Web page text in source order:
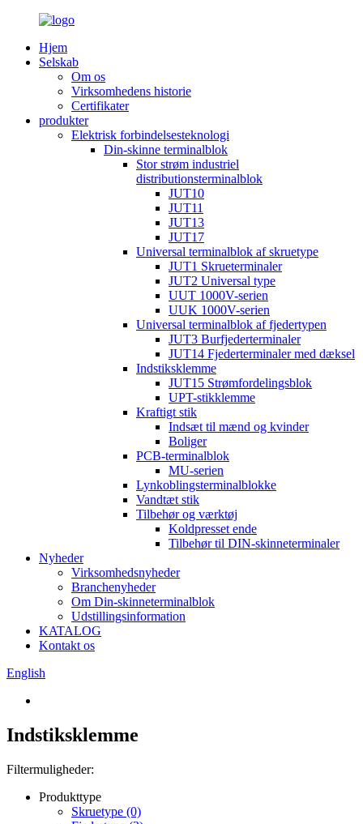
Hjem
Selskab
Om os
Virksomhedens historie
Certifikater
produkter
Elektrisk forbindelsesteknologi
Din-skinne terminalblok
Stor strøm industriel
distributionsterminalblok
JUT10
JUT11
JUT13
JUT17
Universal terminalblok af skruetype
JUT1 Skrueterminaler
JUT2 Universal type
UUT 1000V-serien
UUK 1000V-serien
Universal terminalblok af fjedertypen
JUT3 Burfjederterminaler
JUT14 Fjederterminaler med dæksel
Indstiksklemme
JUT15 Strømfordelingsblok
UPT-stikklemme
Kraftigt stik
Indsæt til mænd og kvinder
Boliger
PCB-terminalblok
MU-serien
Lynkoblingsterminalblokke
Vandtæt stik
Tilbehør og værktøj
Koldpresset ende
Tilbehør til DIN-skinneterminaler
Nyheder
Virksomhedsnyheder
Branchenyheder
Om Din-skinneterminalblok
Udstillingsinformation
KATALOG
Kontakt os
English
Indstiksklemme
Filtermuligheder:
Produkttype
Skruetype (0)